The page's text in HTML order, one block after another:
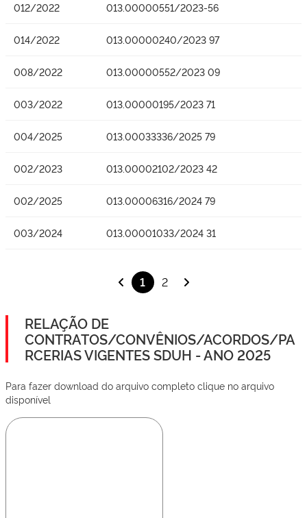
012/2022 013.00000551/2023-56
014/2022 013.00000240/2023 97
008/2022 013.00000552/2023 09
003/2022 013.00000195/2023 71
004/2025 013.00033336/2025 79
002/2023 013.00002102/2023 42
002/2025 013.00006316/2024 79
003/2024 013.00001033/2024 31
1 2
RELAÇÃO DE
CONTRATOS/CONVÊNIOS/ACORDOS/PA
RCERIAS VIGENTES SDUH - ANO 2025
Para fazer download do arquivo completo clique no arquivo
disponível